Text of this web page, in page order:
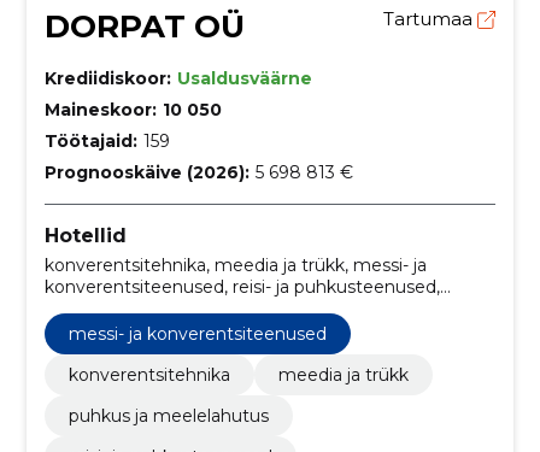
DORPAT OÜ Tartumaa
Krediidiskoor: Usaldusväärne
Maineskoor: 10 050
Töötajaid: 159
Prognooskäive (2026): 5 698 813 €
Hotellid
konverentsitehnika, meedia ja trükk, messi- ja
konverentsiteenused, reisi- ja puhkusteenused,
reisimine ja matkamine, Toitlustusteenused,
Toiduvalmistamise ja selle tarbijale kohaletoomise
teenused, Mitte-eluruumi üürimis- või
liisimisteenused, kaubandus, Hotellid
messi- ja konverentsiteenused
konverentsitehnika
meedia ja trükk
puhkus ja meelelahutus